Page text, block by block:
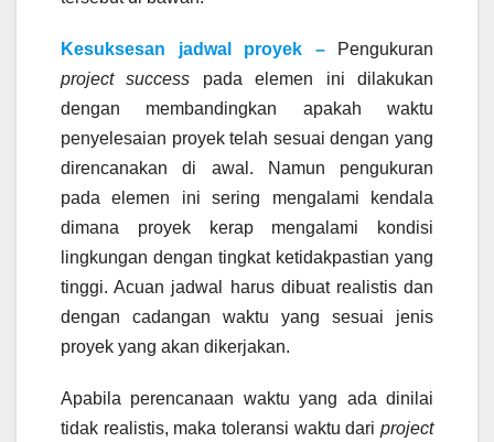
Kesuksesan jadwal proyek –Pengukuran
project success pada elemen ini dilakukan
dengan membandingkan apakah waktu
penyelesaian proyek telah sesuai dengan yang
direncanakan di awal. Namun pengukuran
pada elemen ini sering mengalami kendala
dimana proyek kerap mengalami kondisi
lingkungan dengan tingkat ketidakpastian yang
tinggi. Acuan jadwal harus dibuat realistis dan
dengan cadangan waktu yang sesuai jenis
proyek yang akan dikerjakan.
Apabila perencanaan waktu yang ada dinilai
tidak realistis, maka toleransi waktu dari project